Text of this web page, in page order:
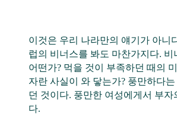
이것은 우리 나라만의 얘기가 아니
럽의 비너스를 봐도 마찬가지다.
어떤가? 먹을 것이 부족하던 때의
자란 사실이 와 닿는가? 풍만하다
던 것이다. 풍만한 여성에게서 부자
다.